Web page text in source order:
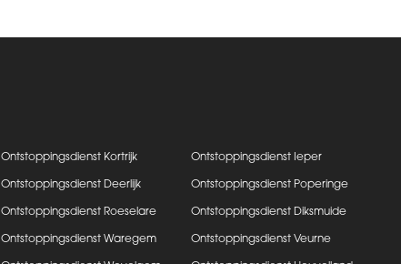
Ontstoppingsdienst Kortrijk
Ontstoppingsdienst Deerlijk
Ontstoppingsdienst Roeselare
Ontstoppingsdienst Waregem
Ontstoppingsdienst Ieper
Ontstoppingsdienst Poperinge
Ontstoppingsdienst Diksmuide
Ontstoppingsdienst Veurne